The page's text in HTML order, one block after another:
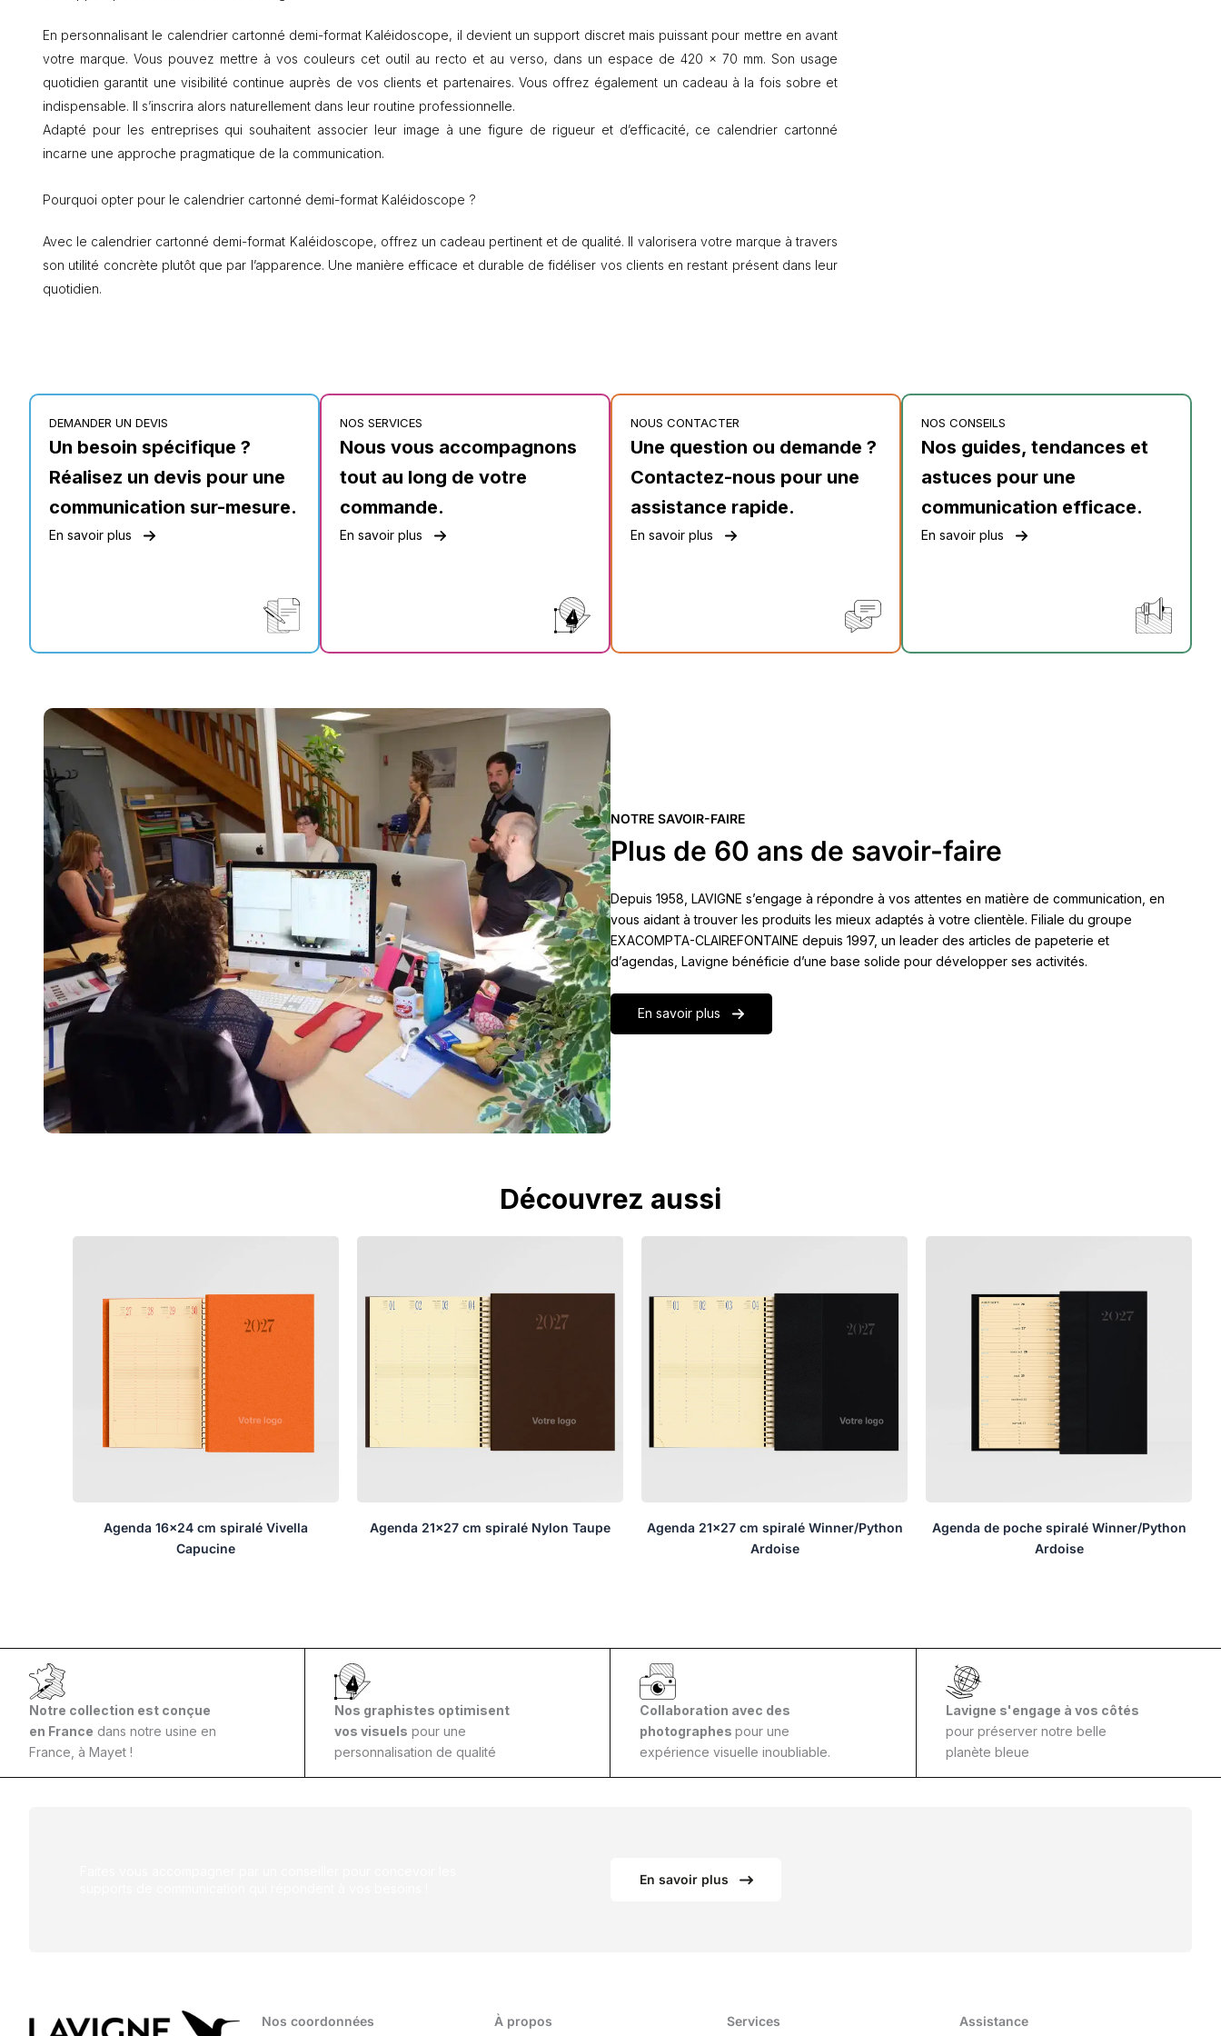
c
o
p
En personnalisant le calendrier cartonné demi-format Kaléidoscope, il devient un support discret mais puissant pour mettre en avant
votre marque. Vous pouvez mettre à vos couleurs cet outil au recto et au verso, dans un espace de 420 x 70 mm. Son usage
quotidien garantit une visibilité continue auprès de vos clients et partenaires. Vous offrez également un cadeau à la fois sobre et
indispensable. Il s’inscrira alors naturellement dans leur routine professionnelle.
Adapté pour les entreprises qui souhaitent associer leur image à une figure de rigueur et d’efficacité, ce calendrier cartonné
incarne une approche pragmatique de la communication.
Pourquoi opter pour le calendrier cartonné demi-format Kaléidoscope ?
Avec le calendrier cartonné demi-format Kaléidoscope, offrez un cadeau pertinent et de qualité. Il valorisera votre marque à travers
son utilité concrète plutôt que par l’apparence. Une manière efficace et durable de fidéliser vos clients en restant présent dans leur
quotidien.
DEMANDER UN DEVIS
Un besoin spécifique ?
Réalisez un devis pour une
communication sur-mesure.
En savoir plus
NOS SERVICES
Nous vous accompagnons
tout au long de votre
commande.
En savoir plus
NOUS CONTACTER
Une question ou demande ?
Contactez-nous pour une
assistance rapide.
En savoir plus
NOS CONSEILS
Nos guides, tendances et
astuces pour une
communication efficace.
En savoir plus
NOTRE SAVOIR-FAIRE
Plus de 60 ans de savoir-faire
Depuis 1958, LAVIGNE s’engage à répondre à vos attentes en matière de communication, en
vous aidant à trouver les produits les mieux adaptés à votre clientèle. Filiale du groupe
EXACOMPTA-CLAIREFONTAINE depuis 1997, un leader des articles de papeterie et
d’agendas, Lavigne bénéficie d’une base solide pour développer ses activités.
En savoir plus
Découvrez aussi
Agenda 16×24 cm spiralé Vivella
Capucine
Agenda 21×27 cm spiralé Nylon Taupe
Agenda 21×27 cm spiralé Winner/Python
Ardoise
Agenda de poche spiralé Winner/Python
Ardoise
Notre collection est conçue
en France dans notre usine en
France, à Mayet !
Nos graphistes optimisent
vos visuels pour une
personnalisation de qualité
Collaboration avec des
photographespour une
expérience visuelle inoubliable.
Lavigne s'engage à vos côtés
pour préserver notre belle
planète bleue
En savoir plus
Nos coordonnées À propos Services Assistance